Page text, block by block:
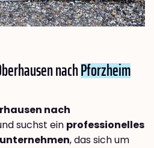
nachPforzheim
nach
suchst ein professionelles
, das sich um